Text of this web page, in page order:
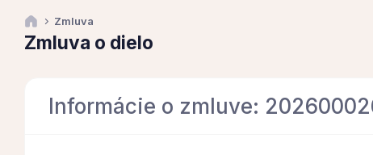
Zmluva
Zmluva o dielo
Informácie o zmluve: